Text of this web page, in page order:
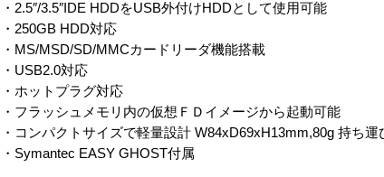
・2.5″/3.5″IDE HDDをUSB外付けHDDとして使用可能
・250GB HDD対応
・MS/MSD/SD/MMCカードリーダ機能搭載
・USB2.0対応
・ホットプラグ対応
・フラッシュメモリ内の仮想ＦＤイメージから起動可能
・コンパクトサイズで軽量設計 W84xD69xH13mm,80g 持ち運
・Symantec EASY GHOST付属